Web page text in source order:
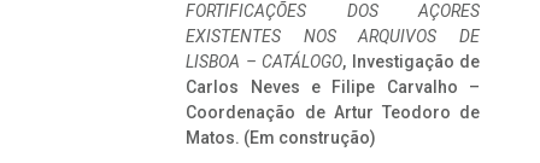
FORTIFICAÇÕES DOS AÇORES
EXISTENTES NOS ARQUIVOS DE
LISBOA – CATÁLOGO, Investigação de
Carlos Neves e Filipe Carvalho –
Coordenação de Artur Teodoro de
Matos. (Em construção)